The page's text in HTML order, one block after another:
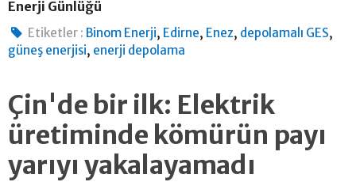
Enerji Günlüğü
Etiketler : Binom Enerji, Edirne, Enez, depolamalı GES,
güneş enerjisi, enerji depolama
Çin'de bir ilk: Elektrik
üretiminde kömürün payı
yarıyı yakalayamadı